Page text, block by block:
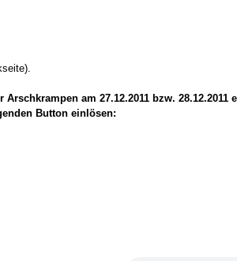
am 27.12.2011 bzw. 28.12.2011
Button einlösen: